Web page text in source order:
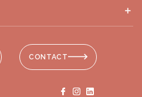
CONTACT